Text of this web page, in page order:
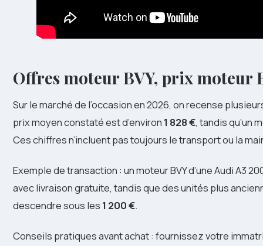
Offres moteur BVY, prix moteur
Sur le marché de l’occasion en 2026, on recense
prix moyen constaté est d’environ 1 828 €, tandis qu’un
Ces chiffres n’incluent pas toujours le transport ou la
Exemple de transaction : un moteur BVY d’une Audi A3
avec livraison gratuite, tandis que des unités plus
descendre sous les 1 200 €.
Conseils pratiques avant achat : fournissez votre